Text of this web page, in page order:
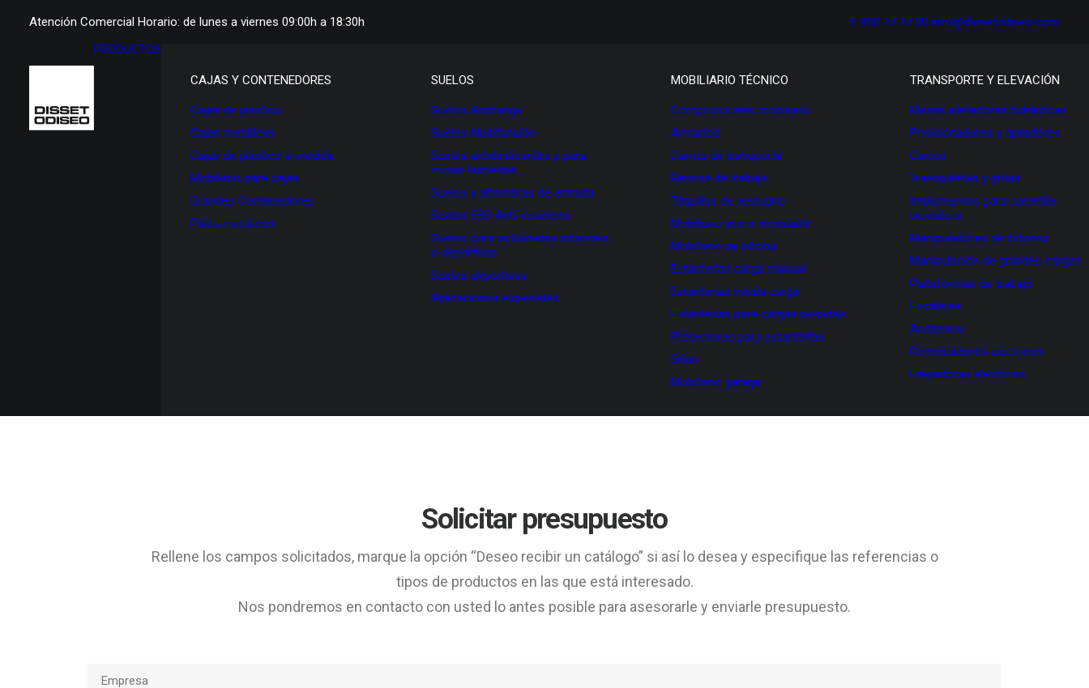
Atención Comercial Horario: de lunes a viernes 09:00h a 18:30h T. 900 17 17 00 info@dissetodiseo.com
PRODUCTOS
CAJAS Y CONTENEDORES
Cajas de plástico
Cajas metálicas
Cajas de plástico a medida
Mobiliario para cajas
Grandes Contenedores
Palés metálicos
SUELOS
Suelos Antifatiga
Suelos Multifunción
Suelos antideslizantes y para
zonas húmedas
Suelos y alfombras de entrada
Suelos ESD Anti-estáticos
Suelos para actividades infantiles
o deportivas
Suelos deportivos
Aplicaciones especiales
MOBILIARIO TÉCNICO
Composiciones mobiliario
Armarios
Carros de transporte
Bancos de trabajo
Taquillas de vestuario
Mobiliario acero inoxidable
Mobiliario de oficina
Estanterías carga manual
Estanterías media carga
Estanterías para cargas pesadas
Protectores para estanterías
Sillas
Mobiliario garage
TRANSPORTE Y ELEVACIÓN
Mesas elevadoras hidráulicas
Posicionadores y apiladores
Carros
Transpaletas y grúas
Implementos para carretilla
elevadora
Manipuladores de bidones
Manipulación de grandes cargas
Plataformas de trabajo
Escaleras
Andamios
Remolcadores eléctricos
Fregadoras eléctricas
Solicitar presupuesto
Rellene los campos solicitados, marque la opción “Deseo recibir un catálogo” si así lo desea y especifique las referencias o
tipos de productos en las que está interesado.
Nos pondremos en contacto con usted lo antes posible para asesorarle y enviarle presupuesto.